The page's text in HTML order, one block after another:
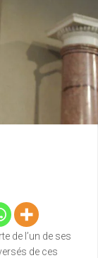
de l’un de ses
de ces